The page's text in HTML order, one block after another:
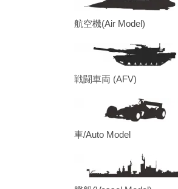
航空機(Air Model)
戦闘車両 (AFV)
車/Auto Model